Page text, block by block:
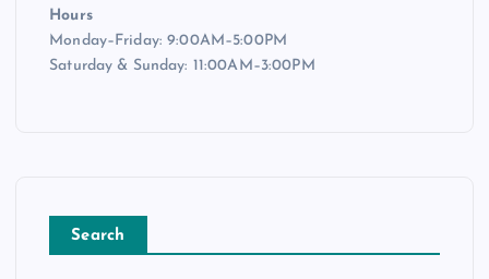
Hours
Monday–Friday: 9:00AM–5:00PM
Saturday & Sunday: 11:00AM–3:00PM
Search